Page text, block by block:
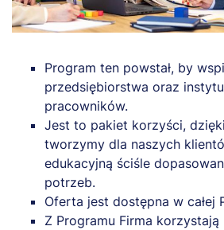
Program ten powstał, by
przedsiębiorstwa oraz
pracowników.
Jest to pakiet korzyści,
tworzymy dla naszych
edukacyjną ściśle
potrzeb.
Oferta jest dostępna w całej
Z Programu Firma korzystają